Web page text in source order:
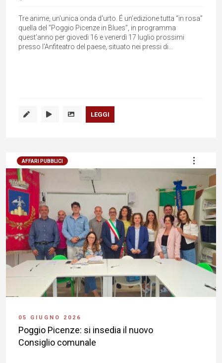
Tre anime, un'unica onda d'urto. É un’edizione tutta “in rosa”
quella del “Poggio Picenze in Blues”, in programma
quest’anno per giovedì 16 e venerdì 17 luglio prossimi
presso l’Anfiteatro del paese, situato nei pressi di...
LEGGI
AFFARI PUBBLICI
05 GIUGNO 2026
Poggio Picenze: si insedia il nuovo
Consiglio comunale